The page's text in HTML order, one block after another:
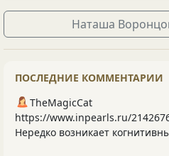
Наташа
ПОСЛЕДНИЕ КОММЕНТАРИИ
TheMagicCat
https://www.inpearls.ru/
Нередко возникает